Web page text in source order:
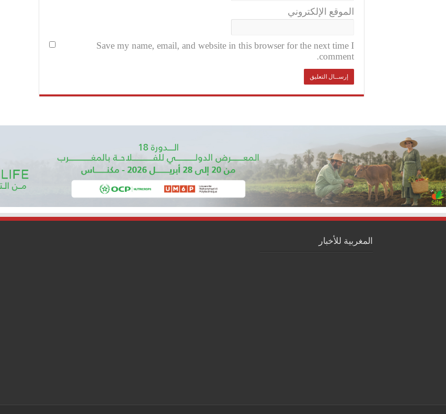
الموقع الإلكتروني
Save my name, email, and website in this browser for the next time I
comment.
المغربية للأخبار